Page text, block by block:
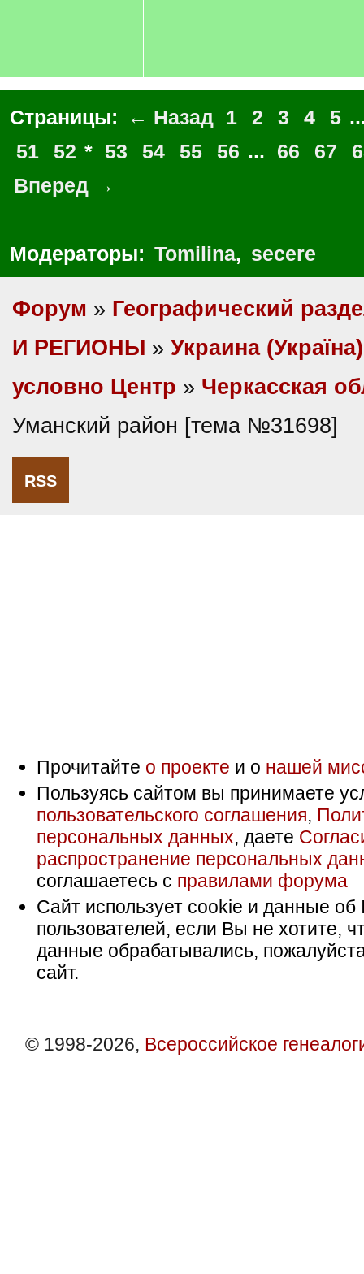
Страницы: ← Назад 1 2 3 4 5
51
52 * 53 54 55 56 ... 66 67
Вперед →
Модераторы: Tomilina, secere
Форум » Географический
И РЕГИОНЫ » Украина (Україна)
условно Центр » Черкасская
Уманский район [тема №31698]
RSS
Прочитайте о проекте и о нашей
Пользуясь сайтом вы принимаете
пользовательского соглашения,
персональных данных, даете
распространение персональных
соглашаетесь с правилами форума
Сайт использует cookie и данные об
пользователей, если Вы не хотите,
данные обрабатывались,
сайт.
© 1998-2026, Всероссийское